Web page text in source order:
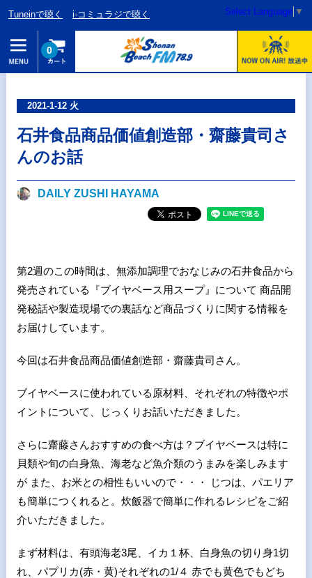
Tuneinで聴く i-コミュラジで聴く Select Language ▼
0
2021-1-12 火
石井食品商品価値創造部・齋藤貴司さ
んのお話
DAILY ZUSHI HAYAMA
第2週のこの時間は、無添加調理でおなじみの石井食品から
発売されている『ブイヤベース用スープ』について 商品開
発秘話や製造現場での裏話など商品づくりに関する情報を
お届けしています。
今回は石井食品商品価値創造部・齋藤貴司さん。
ブイヤベースに使われている原材料、それぞれの特徴やポ
イントについて、じっくりお話いただきました。
さらに齋藤さんおすすめの食べ方は？ブイヤベースは特に
貝類や旬の白身魚、海老など魚介類のうまみを楽しみます
が また、お米との相性もいいので・・・ じつは、パエリア
も簡単につくれると。炊飯器で簡単に作れるレシピをご紹
介いただきました。
まず材料は、有頭海老3尾、イカ１杯、白身魚の切り身1切
れ、パプリカ(赤・黄)それぞれの1/４ 赤でも黄色でもどち